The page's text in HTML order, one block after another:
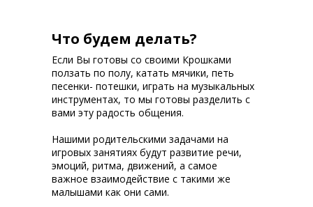
Что будем делать?
Если Вы готовы со своими Крошками
ползать по полу, катать мячики, петь
песенки- потешки, играть на музыкальных
инструментах, то мы готовы разделить с
вами эту радость общения.
Нашими родительскими задачами на
игровых занятиях будут развитие речи,
эмоций, ритма, движений, а самое
важное взаимодействие с такими же
малышами как они сами.